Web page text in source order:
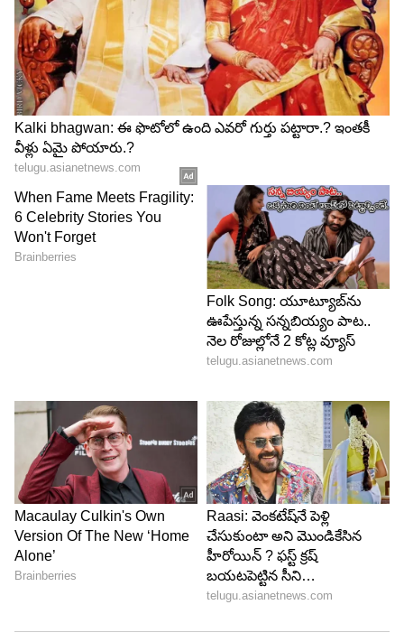
4
4
Image Credit : Jana Nayagan X Page
పైరసీ దెబ్బ.. కోట్లలో వ్యూస్
'జననాయగన్' సినిమా సెన్సార్ సర్టిఫికెట్ రాకముందే
ఆన్‌లైన్‌లో లీక్ అయింది. ఏప్రిల్ 9న లీకైన ఈ సినిమాను
సుమారు 1.20 కోట్ల మంది చట్టవిరుద్ధంగా చూశారని చెన్నై
పోలీసులు మద్రాస్ హైకోర్టుకు తెలిపారు. ఈ లీక్ కేసుకు
ప్రస్తుతం దర్యాప్తు కొనసాగుతోంది. KVN ప్రొడక్షన్స్ నిర్మిస్తున్న
ఈ 'జననాయగన్' సినిమాకు హెచ్. వినోద్ దర్శకత్వం
వహిస్తున్నారు. ఈ సినిమాను తెలుగు 'భగవంత్ కేసరి'
స్ఫూర్తితో తీస్తున్నారని కూడా టాక్ నడుస్తోంది. అనిరుధ్
రవిచందర్ సంగీతం అందించిన ఈ చిత్రంలో విజయ్ సరసన
పూజా హెగ్డే, మలయాళ నటి మమితా బైజు హీరోయిన్లుగా
నటించారు. పూజా హెగ్డే 'కాయల్' అనే పాత్రలో, మమితా
బైజు 'విజయలక్ష్మి' పాత్రలో కనిపించనున్నారు.